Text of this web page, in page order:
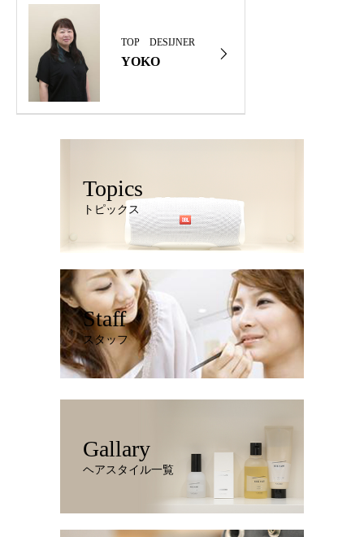
TOP DESIJNER
YOKO
Topics
トピックス
Staff
スタッフ
Gallary
ヘアスタイル一覧